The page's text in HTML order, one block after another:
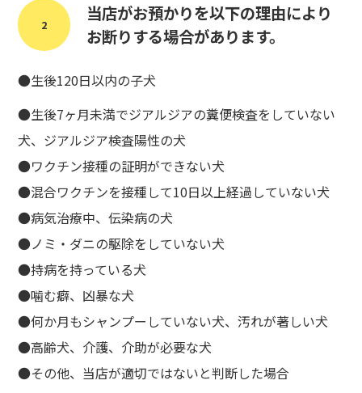
当店がお預かりを以下の理由により
お断りする場合があります。
2
●生後120日以内の子犬
●生後7ヶ月未満でジアルジアの糞便検査をしていない
犬、ジアルジア検査陽性の犬
●ワクチン接種の証明ができない犬
●混合ワクチンを接種して10日以上経過していない犬
●病気治療中、伝染病の犬
●ノミ・ダニの駆除をしていない犬
●持病を持っている犬
●噛む癖、凶暴な犬
●何か月もシャンプーしていない犬、汚れが著しい犬
●高齢犬、介護、介助が必要な犬
●その他、当店が適切ではないと判断した場合